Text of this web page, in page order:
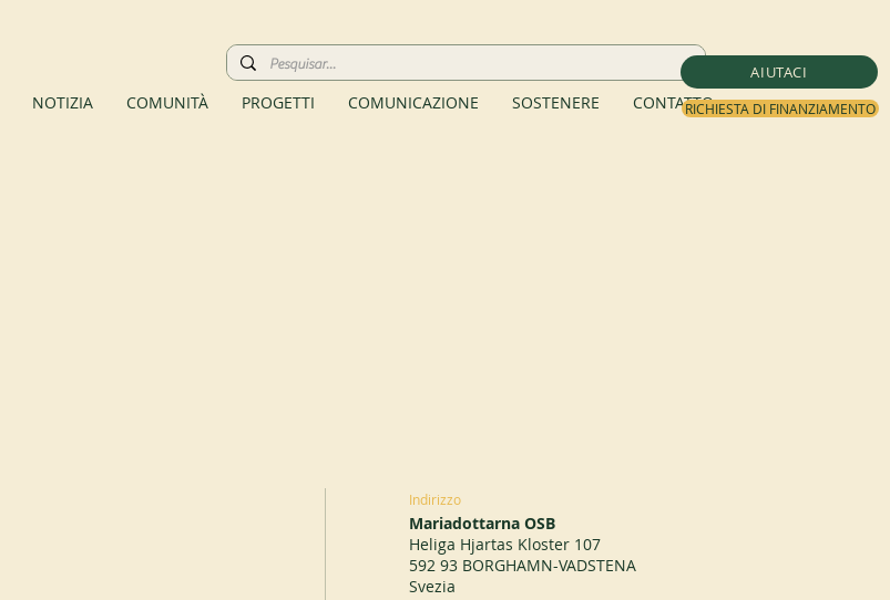
AIUTACI
RICHIESTA DI FINANZIAMENTO
NOTIZIA COMUNITÀ PROGETTI COMUNICAZIONE SOSTENERE CONTATTO
Indirizzo
Mariadottarna OSB
Heliga Hjartas Kloster 107
592 93 BORGHAMN-VADSTENA
Svezia